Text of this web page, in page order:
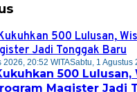
2026, 20:52 WITASabtu, 1 Agustus
500 Lulusan,
Magister Jadi